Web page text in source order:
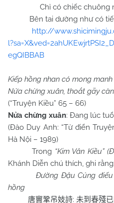
Chỉ có chiếc chuông
Bên tai dường như có
http://
egQIBBAB
Kiếp hồng nhan có mong manh
Nửa chừng xuân, thoắt gãy
(“Truyện Kiều” 65 – 66)
Nửa chừng xuân: Đang lúc
(Đào Duy Anh: “Từ điển
Hà Nội – 1989)
Trong “Kim Vân Kiều”
Khánh Diễn chú thích, ghi rằng:
Đường Đậu Củng
hồng
唐竇鞏吊妓詩: 未到春殘